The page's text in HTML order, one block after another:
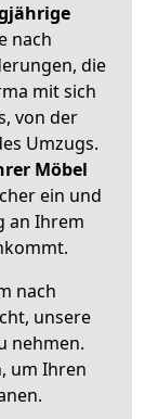
nach
die
mit sich
von der
Umzugs.
Möbel
ein und
an Ihrem
nach
unsere
nehmen.
um Ihren